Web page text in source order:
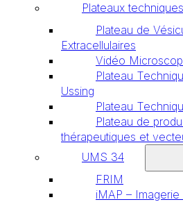
Plateaux techniques
Plateau de
Extracellulaires
Vidéo
Plateau
Ussing
Plateau
Plateau de
thérapeutiques et
UMS 34
FRIM
iMAP –